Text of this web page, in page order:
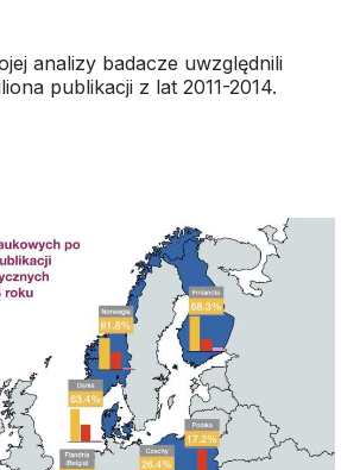
analizy badacze uwzględnili
publikacji z lat 2011-2014.